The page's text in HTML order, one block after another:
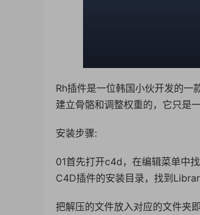
Rh插件是一位韩国小伙开发的
建立骨骼和调整权重的，它只是
安装步骤:
01首先打开c4d，在编辑菜单中
C4D插件的安装目录，找到
把解压的文件放入对应的文件夹即